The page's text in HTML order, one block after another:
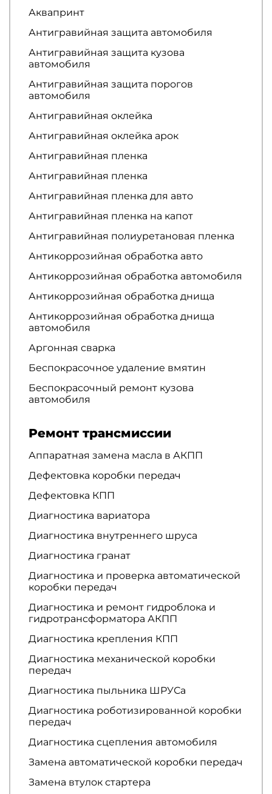
Аквапринт
Антигравийная защита автомобиля
Антигравийная защита кузова
автомобиля
Антигравийная защита порогов
автомобиля
Антигравийная оклейка
Антигравийная оклейка арок
Антигравийная пленка
Антигравийная пленка
Антигравийная пленка для авто
Антигравийная пленка на капот
Антигравийная полиуретановая пленка
Антикоррозийная обработка авто
Антикоррозийная обработка автомобиля
Антикоррозийная обработка днища
Антикоррозийная обработка днища
автомобиля
Аргонная сварка
Беспокрасочное удаление вмятин
Беспокрасочный ремонт кузова
автомобиля
Ремонт трансмиссии
Аппаратная замена масла в АКПП
Дефектовка коробки передач
Дефектовка КПП
Диагностика вариатора
Диагностика внутреннего шруса
Диагностика гранат
Диагностика и проверка автоматической
коробки передач
Диагностика и ремонт гидроблока и
гидротрансформатора АКПП
Диагностика крепления КПП
Диагностика механической коробки
передач
Диагностика пыльника ШРУСа
Диагностика роботизированной коробки
передач
Диагностика сцепления автомобиля
Замена автоматической коробки передач
Замена втулок стартера